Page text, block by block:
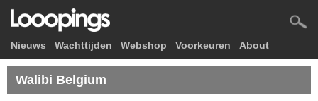
Nieuws Wachttijden Webshop Voorkeuren About
Walibi Belgium